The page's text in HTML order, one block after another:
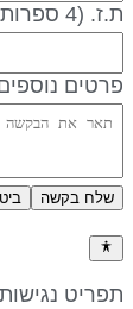
ספרות אחרונות לאימות):
נוספים:
שלח בקשה ביטול
נגישות